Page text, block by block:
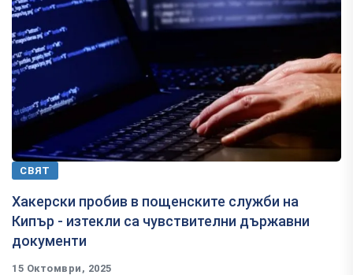
СВЯТ
Хакерски пробив в пощенските служби на
Кипър - изтекли са чувствителни държавни
документи
15 Октомври, 2025